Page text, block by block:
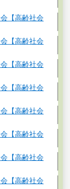
【高齢社会
【高齢社会
【高齢社会
【高齢社会
【高齢社会
【高齢社会
【高齢社会
【高齢社会